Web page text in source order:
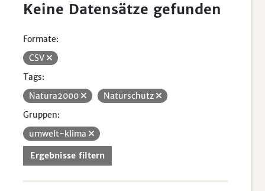
Keine Datensätze gefunden
Formate:
CSV
Tags:
Natura2000
Naturschutz
Gruppen:
umwelt-klima
Ergebnisse filtern